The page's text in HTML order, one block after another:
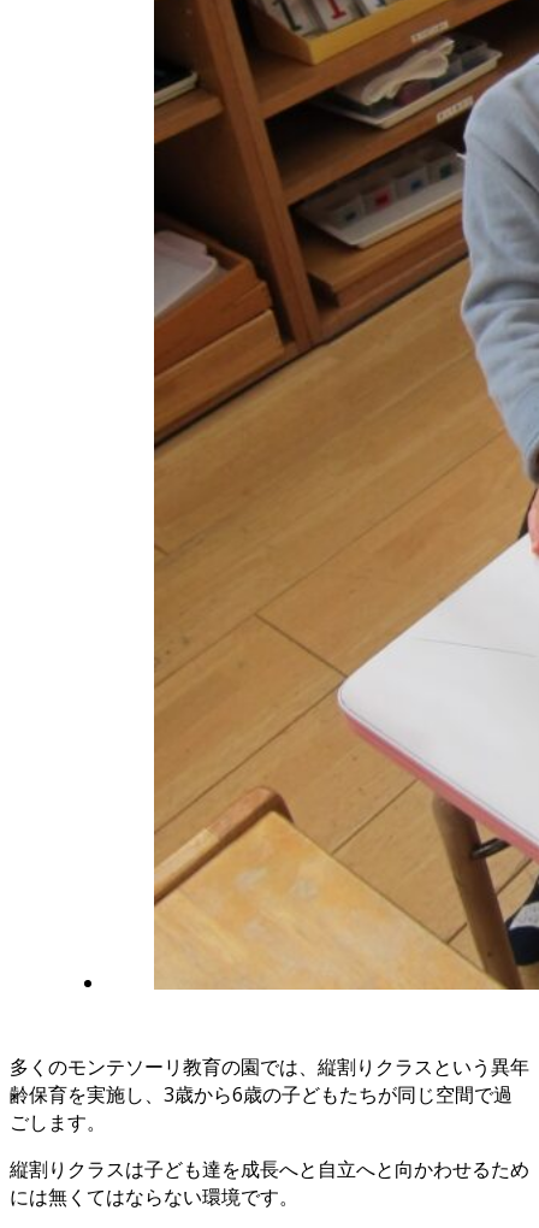
多くのモンテソーリ教育の園では、縦割りクラスという異年
齢保育を実施し、3歳から6歳の子どもたちが同じ空間で過
ごします。
縦割りクラスは子ども達を成長へと自立へと向かわせるため
には無くてはならない環境です。